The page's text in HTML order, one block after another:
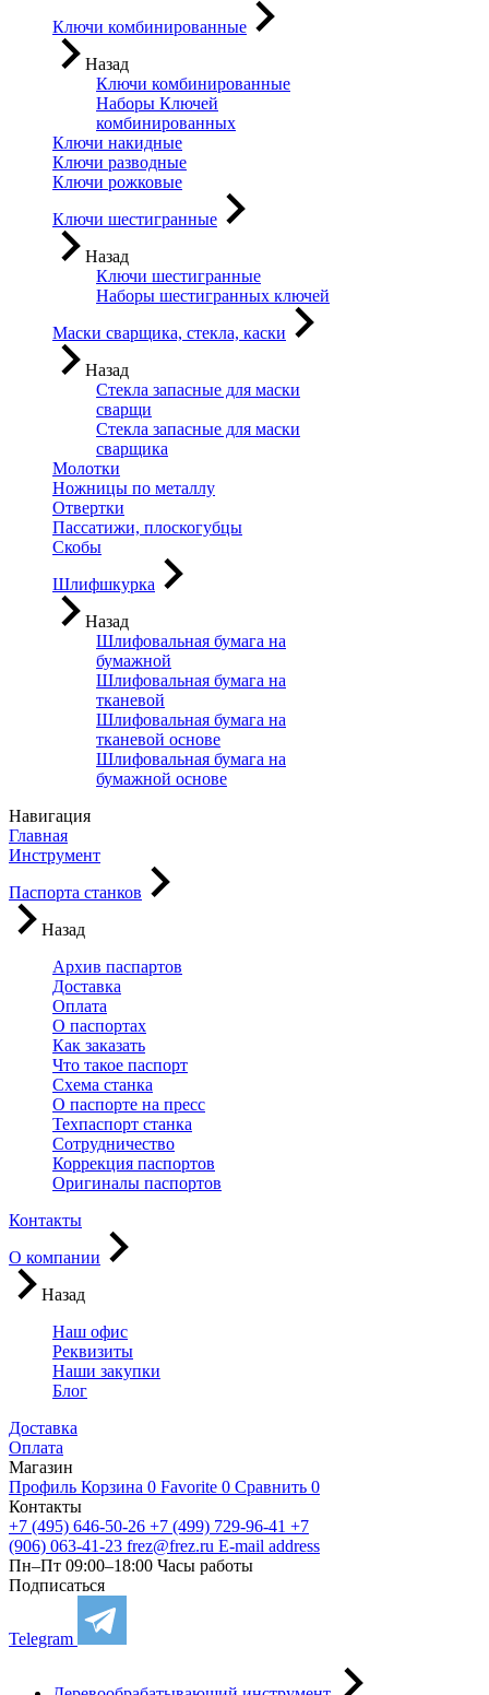
Ключи комбинированные
Назад
Ключи комбинированные
Наборы Ключей
комбинированных
Ключи накидные
Ключи разводные
Ключи рожковые
Ключи шестигранные
Назад
Ключи шестигранные
Наборы шестигранных ключей
Маски сварщика, стекла, каски
Назад
Стекла запасные для маски
сварщи
Стекла запасные для маски
сварщика
Молотки
Ножницы по металлу
Отвертки
Пассатижи, плоскогубцы
Скобы
Шлифшкурка
Назад
Шлифовальная бумага на
бумажной
Шлифовальная бумага на
тканевой
Шлифовальная бумага на
тканевой основе
Шлифовальная бумага на
бумажной основе
Навигация
Главная
Инструмент
Паспорта станков
Назад
Архив паспартов
Доставка
Оплата
О паспортах
Как заказать
Что такое паспорт
Схема станка
О паспорте на пресс
Техпаспорт станка
Сотрудничество
Коррекция паспортов
Оригиналы паспортов
Контакты
О компании
Назад
Наш офис
Реквизиты
Наши закупки
Блог
Доставка
Оплата
Магазин
Профиль Корзина 0 Favorite 0 Сравнить 0
Контакты
+7 (495) 646-50-26 +7 (499) 729-96-41 +7
(906) 063-41-23 frez@frez.ru E-mail address
Пн–Пт 09:00–18:00 Часы работы
Подписаться
Telegram